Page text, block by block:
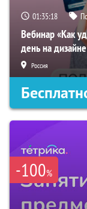
01:35:17
Вебинар «Как
день на
Россия
-100%